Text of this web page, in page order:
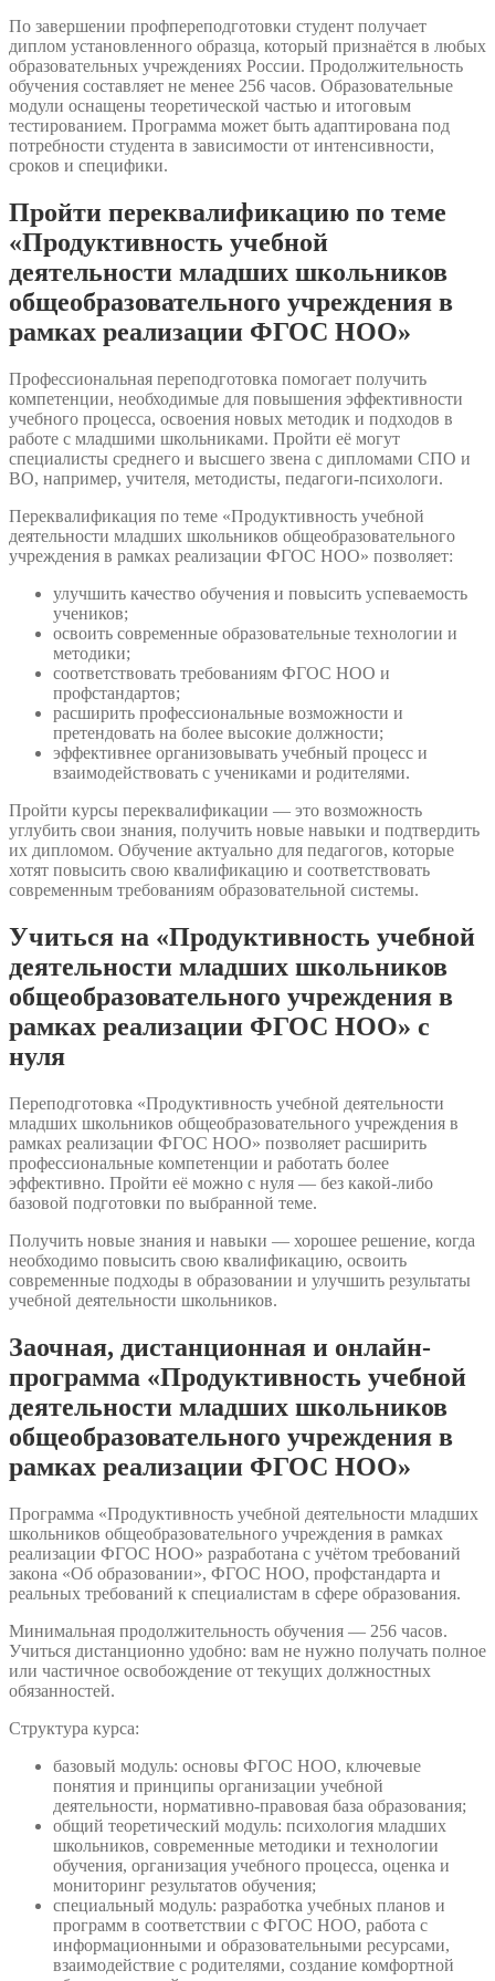
По завершении профпереподготовки студент получает
диплом установленного образца, который признаётся в любых
образовательных учреждениях России. Продолжительность
обучения составляет не менее 256 часов. Образовательные
модули оснащены теоретической частью и итоговым
тестированием. Программа может быть адаптирована под
потребности студента в зависимости от интенсивности,
сроков и специфики.
Пройти переквалификацию по теме
«Продуктивность учебной
деятельности младших школьников
общеобразовательного учреждения в
рамках реализации ФГОС НОО»
Профессиональная переподготовка помогает получить
компетенции, необходимые для повышения эффективности
учебного процесса, освоения новых методик и подходов в
работе с младшими школьниками. Пройти её могут
специалисты среднего и высшего звена с дипломами СПО и
ВО, например, учителя, методисты, педагоги-психологи.
Переквалификация по теме «Продуктивность учебной
деятельности младших школьников общеобразовательного
учреждения в рамках реализации ФГОС НОО» позволяет:
улучшить качество обучения и повысить успеваемость
учеников;
освоить современные образовательные технологии и
методики;
соответствовать требованиям ФГОС НОО и
профстандартов;
расширить профессиональные возможности и
претендовать на более высокие должности;
эффективнее организовывать учебный процесс и
взаимодействовать с учениками и родителями.
Пройти курсы переквалификации — это возможность
углубить свои знания, получить новые навыки и подтвердить
их дипломом. Обучение актуально для педагогов, которые
хотят повысить свою квалификацию и соответствовать
современным требованиям образовательной системы.
Учиться на «Продуктивность учебной
деятельности младших школьников
общеобразовательного учреждения в
рамках реализации ФГОС НОО» с
нуля
Переподготовка «Продуктивность учебной деятельности
младших школьников общеобразовательного учреждения в
рамках реализации ФГОС НОО» позволяет расширить
профессиональные компетенции и работать более
эффективно. Пройти её можно с нуля — без какой-либо
базовой подготовки по выбранной теме.
Получить новые знания и навыки — хорошее решение, когда
необходимо повысить свою квалификацию, освоить
современные подходы в образовании и улучшить результаты
учебной деятельности школьников.
Заочная, дистанционная и онлайн-
программа «Продуктивность учебной
деятельности младших школьников
общеобразовательного учреждения в
рамках реализации ФГОС НОО»
Программа «Продуктивность учебной деятельности младших
школьников общеобразовательного учреждения в рамках
реализации ФГОС НОО» разработана с учётом требований
закона «Об образовании», ФГОС НОО, профстандарта и
реальных требований к специалистам в сфере образования.
Минимальная продолжительность обучения — 256 часов.
Учиться дистанционно удобно: вам не нужно получать полное
или частичное освобождение от текущих должностных
обязанностей.
Структура курса:
базовый модуль: основы ФГОС НОО, ключевые
понятия и принципы организации учебной
деятельности, нормативно-правовая база образования;
общий теоретический модуль: психология младших
школьников, современные методики и технологии
обучения, организация учебного процесса, оценка и
мониторинг результатов обучения;
специальный модуль: разработка учебных планов и
программ в соответствии с ФГОС НОО, работа с
информационными и образовательными ресурсами,
взаимодействие с родителями, создание комфортной